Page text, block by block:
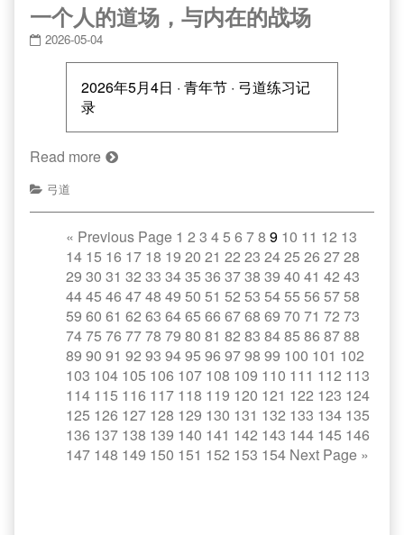
一个人的道场，与内在的战场
2026-05-04
2026年5月4日 · 青年节 · 弓道练习记
录
Read more
弓道
« Previous Page 1 2 3 45 6 78 9 10 11 12 13
14 15 16 17 18 19 20 21 22 23 2425 26 2728
29 30 31 32 33 3435 36 3738 39 40 41 42 43
4445 46 4748 49 50 51 52 53 5455 56 5758
59 60 61 62 63 6465 66 6768 69 70 71 72 73
7475 76 7778 79 80 81 82 83 8485 86 8788
89 90 91 92 93 9495 96 9798 99 100 101 102
103 104 105 106 107 108 109 110 111 112 113
114 115 116 117 118 119 120 121 122 123 124
125 126 127 128 129 130 131 132 133 134 135
136 137 138 139 140 141 142 143 144 145 146
147 148 149 150 151 152 153 154 Next Page »